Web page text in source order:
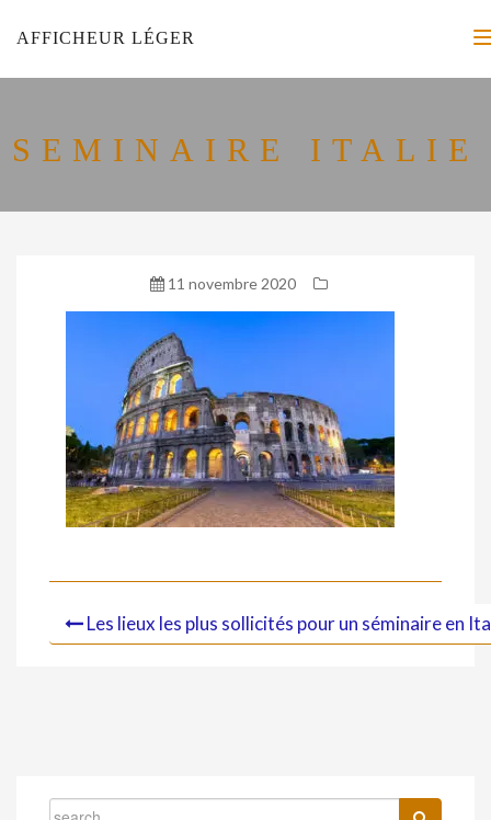
AFFICHEUR LÉGER
SEMINAIRE ITALIE
11 novembre 2020
Les lieux les plus sollicités pour un séminaire en